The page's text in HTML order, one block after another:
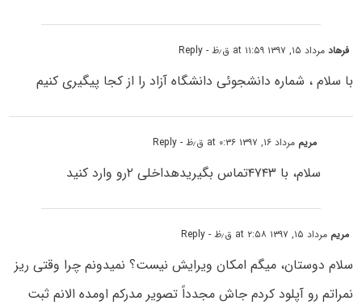
فرهادمرداد ۱۵, ۱۳۹۷ at ۱۱:۵۹ ق٫ظ - Reply
با سلام ، شماره دانشجوئی دانشگاه آزاد را از کجا پیگیری کنیم
مریم مرداد ۱۶, ۱۳۹۷ at ۰:۳۶ ق٫ظ - Reply
سلام، با ۴۷۴۳تماس بگیریدهداخلی ۲رو وارد کنید
مریم مرداد ۱۵, ۱۳۹۷ at ۲:۵۸ ق٫ظ - Reply
سلام دوستان، میگم امکان ویرایش نیست؟ نمیدونم چرا وقتی ریز
نمراتم رو آپلود کردم جاش مجدداً تصویر مدرکم اومده الانم ثبت